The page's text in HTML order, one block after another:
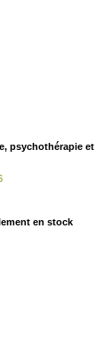
psychothérapie et
en stock